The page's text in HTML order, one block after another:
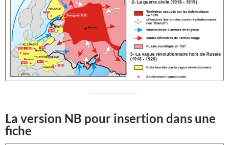
La version NB pour insertion dans une
fiche